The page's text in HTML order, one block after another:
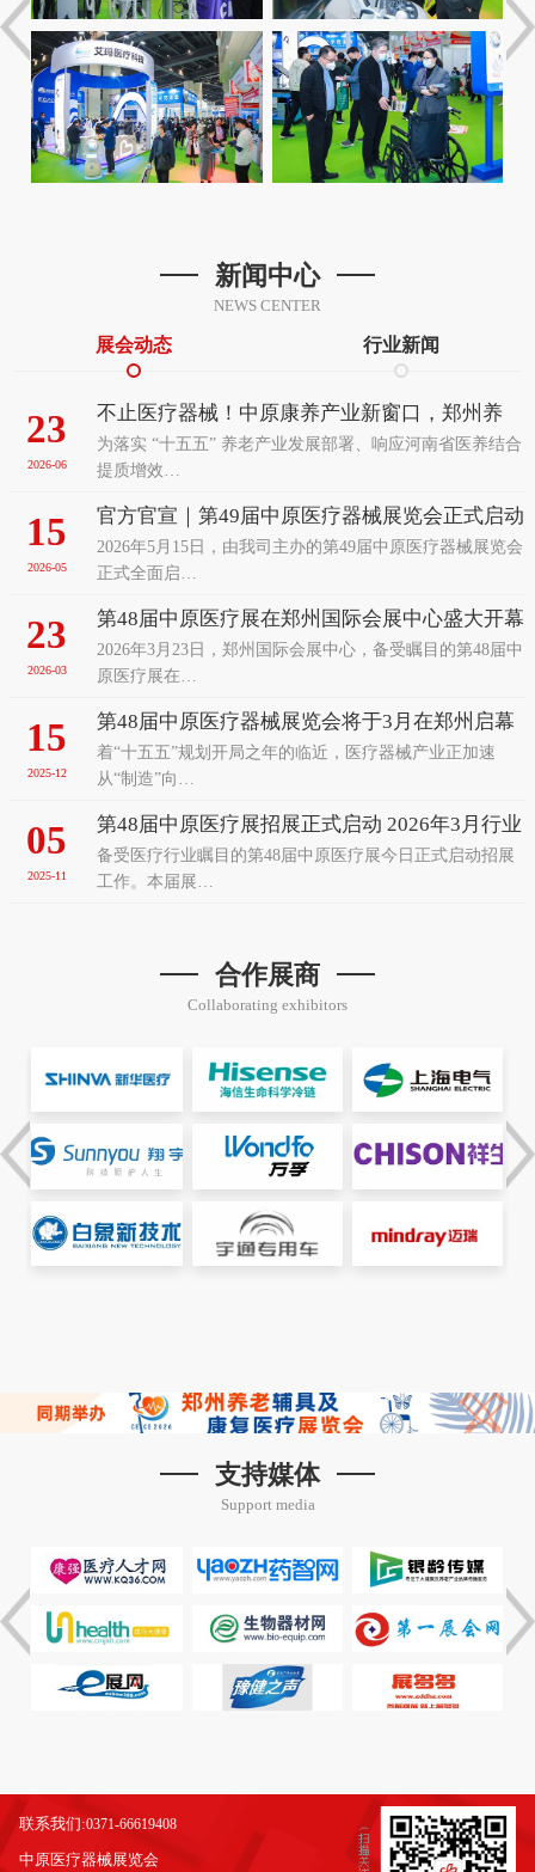
新闻中心
NEWS CENTER
展会动态 行业新闻
23
2026-06
不止医疗器械！中原康养产业新窗口，郑州养
老、辅具及康复医疗展览会前瞻
为落实 “十五五” 养老产业发展部署、响应河南省医养结合
提质增效…
15
2026-05
官方官宣｜第49届中原医疗器械展览会正式启动
招展！9月聚力郑州赋能中部医疗发展
2026年5月15日，由我司主办的第49届中原医疗器械展览会
正式全面启…
23
2026-03
第48届中原医疗展在郑州国际会展中心盛大开幕
2026年3月23日，郑州国际会展中心，备受瞩目的第48届中
原医疗展在…
15
2025-12
第48届中原医疗器械展览会将于3月在郑州启幕
以智能变革之姿诚邀全球客商共襄盛举
着“十五五”规划开局之年的临近，医疗器械产业正加速
从“制造”向…
05
2025-11
第48届中原医疗展招展正式启动 2026年3月行业
盛会再聚郑州
备受医疗行业瞩目的第48届中原医疗展今日正式启动招展
工作。本届展…
合作展商
Collaborating exhibitors
支持媒体
Support media
联系我们:0371-66619408
中原医疗器械展览会